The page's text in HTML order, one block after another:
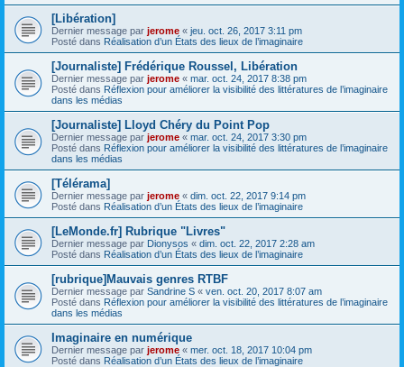
[Libération]
Dernier message par jerome « jeu. oct. 26, 2017 3:11 pm
Posté dans Réalisation d’un États des lieux de l’imaginaire
[Journaliste] Frédérique Roussel, Libération
Dernier message par jerome « mar. oct. 24, 2017 8:38 pm
Posté dans Réflexion pour améliorer la visibilité des littératures de l’imaginaire
dans les médias
[Journaliste] Lloyd Chéry du Point Pop
Dernier message par jerome « mar. oct. 24, 2017 3:30 pm
Posté dans Réflexion pour améliorer la visibilité des littératures de l’imaginaire
dans les médias
[Télérama]
Dernier message par jerome « dim. oct. 22, 2017 9:14 pm
Posté dans Réalisation d’un États des lieux de l’imaginaire
[LeMonde.fr] Rubrique "Livres"
Dernier message par Dionysos « dim. oct. 22, 2017 2:28 am
Posté dans Réalisation d’un États des lieux de l’imaginaire
[rubrique]Mauvais genres RTBF
Dernier message par Sandrine S « ven. oct. 20, 2017 8:07 am
Posté dans Réflexion pour améliorer la visibilité des littératures de l’imaginaire
dans les médias
Imaginaire en numérique
Dernier message par jerome « mer. oct. 18, 2017 10:04 pm
Posté dans Réalisation d’un États des lieux de l’imaginaire